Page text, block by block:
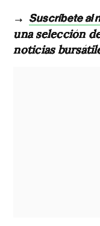
→ Suscríbete al
una selección
noticias